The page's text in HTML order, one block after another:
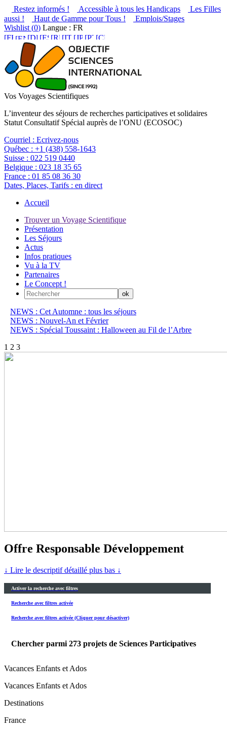
Restez informés ! Accessible à tous les Handicaps
Les Filles
aussi !
Haut de Gamme pour Tous !
Emplois/Stages
Wishlist (0) Langue : FR
Vos Voyages Scientifiques
L’inventeur des séjours de recherches participatives et solidaires
Statut Consultatif Spécial auprès de l’ONU (ECOSOC)
Courriel : Ecrivez-nous
Québec : +1 (438) 558-1643
Suisse : 022 519 0440
Belgique : 023 18 35 65
France : 01 85 08 36 30
Dates, Places, Tarifs : en direct
Accueil
Trouver un Voyage Scientifique
Présentation
Les Séjours
Actus
Infos pratiques
Vu à la TV
Partenaires
Le Concept !
NEWS : Cet Automne : tous les séjours
NEWS : Nouvel-An et Février
NEWS : Spécial Toussaint : Halloween au Fil de l’Arbre
1 2 3
Offre Responsable Développement
↓ Lire le descriptif détaillé plus bas ↓
Activer la recherche avec filtres
Recherche avec filtres activée
Recherche avec filtres activée (Cliquer pour désactiver)
Chercher parmi 273 projets de Sciences Participatives
Vacances Enfants et Ados
Vacances Enfants et Ados
Destinations
France